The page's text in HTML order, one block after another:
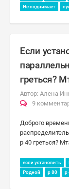
Не поднимает
Если
греться?
Автор: Алена
9
Доброго
р 40 греться?
если установить
Родной
р 80 р